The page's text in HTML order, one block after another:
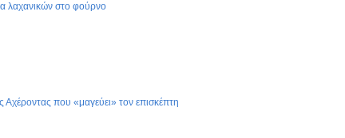
λαχανικών στο φούρνο
που «μαγεύει» τον επισκέπτη